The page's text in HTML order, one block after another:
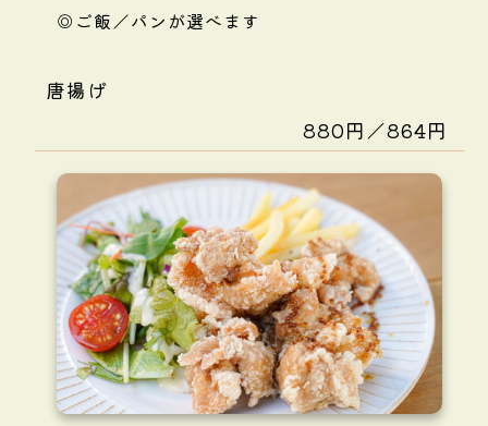
◎ご飯／パンが選べます
唐揚げ
880円／864円